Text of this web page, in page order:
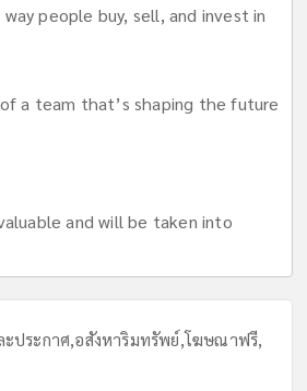
people buy, sell, and invest in
a team that’s shaping the future
and will be taken into
ประกาศ,อสังหาริมทรัพย์,โฆษณาฟรี,